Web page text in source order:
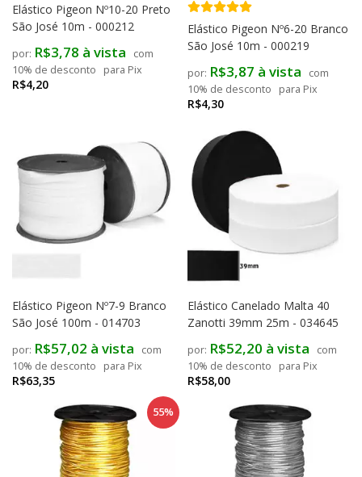
Elástico Pigeon Nº10-20 Preto
São José 10m - 000212
R$4,20
R$3,78 à vista
com
10% de desconto
para Pix
Elástico Pigeon Nº6-20 Branco
São José 10m - 000219
R$4,30
R$3,87 à vista
com
10% de desconto
para Pix
Elástico Pigeon Nº7-9 Branco
São José 100m - 014703
R$63,35
R$57,02 à vista
com
10% de desconto
para Pix
Elástico Canelado Malta 40
Zanotti 39mm 25m - 034645
R$58,00
R$52,20 à vista
com
10% de desconto
para Pix
55%